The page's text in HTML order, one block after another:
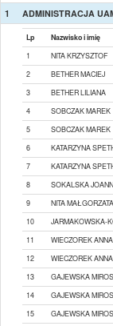
1 ADMINISTRACJA
Lp Nazwisko i imię
1
NITA KRZYSZTOF
2
BETHER MACIEJ
3
BETHER LILIANA
4
SOBCZAK MAREK
5
SOBCZAK MAREK
6
KATARZYNA
7
KATARZYNA
8
SOKALSKA
9
NITA MAŁGORZATA
10
JARMAKOWSKA-
11
WIECZOREK ANNA
12
WIECZOREK ANNA
13
GAJEWSKA
14
GAJEWSKA
15
GAJEWSKA